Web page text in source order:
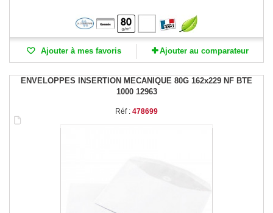
Ajouter à mes favoris Ajouter au comparateur
ENVELOPPES INSERTION MECANIQUE 80G 162x229 NF BTE
1000 12963
Réf : 478699